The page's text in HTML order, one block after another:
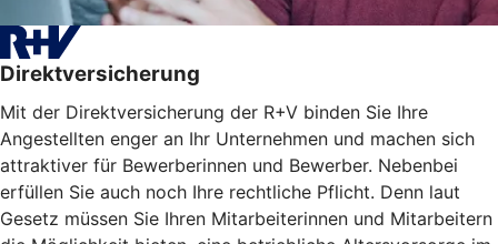
Direktversicherung
Mit der Direktversicherung der R+V binden Sie Ihre
Angestellten enger an Ihr Unternehmen und machen sich
attraktiver für Bewerberinnen und Bewerber. Nebenbei
erfüllen Sie auch noch Ihre rechtliche Pflicht. Denn laut
Gesetz müssen Sie Ihren Mitarbeiterinnen und Mitarbeitern